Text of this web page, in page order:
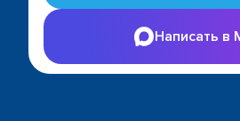
Написать в